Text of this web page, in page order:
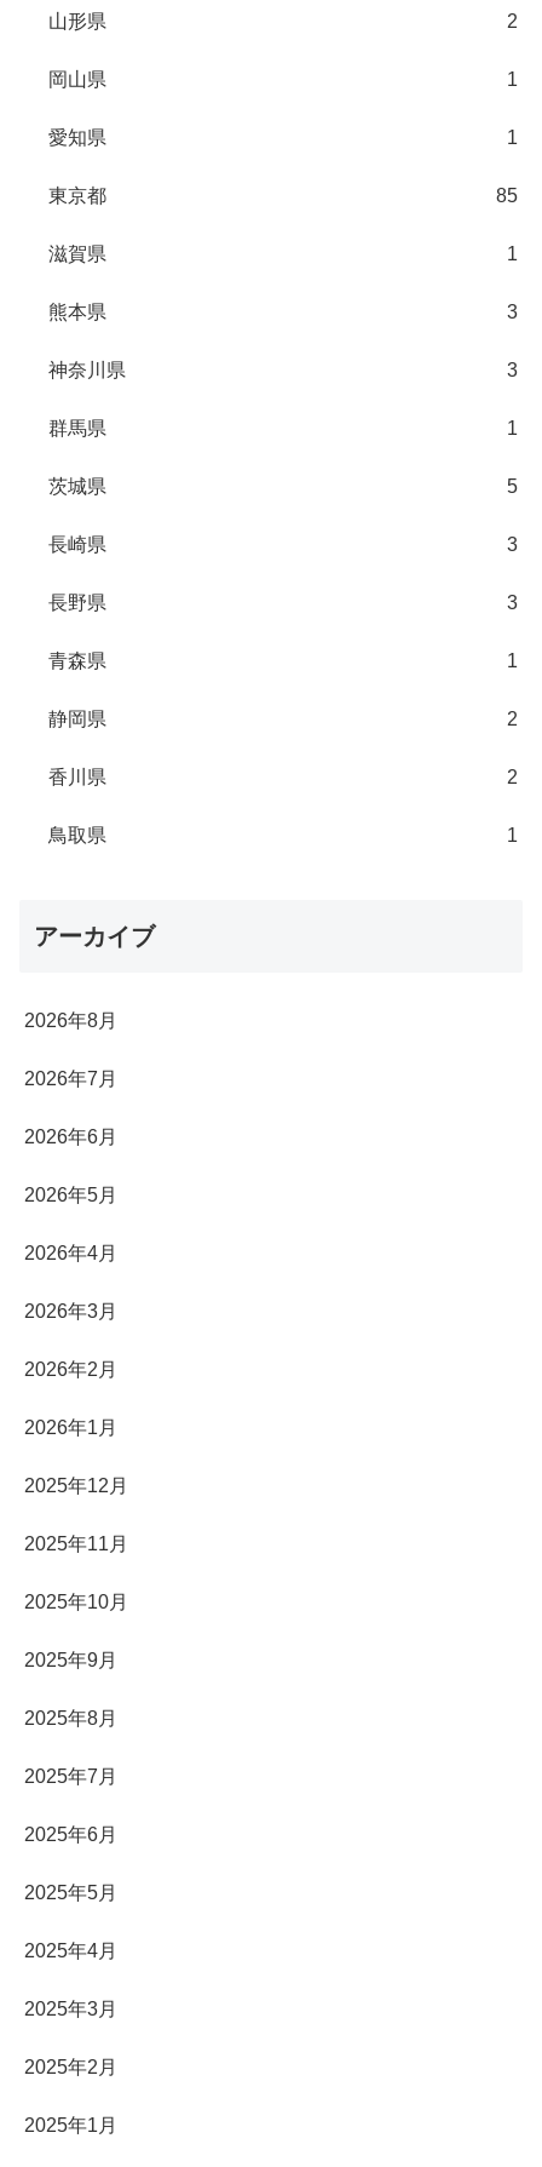
山形県 2
岡山県 1
愛知県 1
東京都 85
滋賀県 1
熊本県 3
神奈川県 3
群馬県 1
茨城県 5
長崎県 3
長野県 3
青森県 1
静岡県 2
香川県 2
鳥取県 1
アーカイブ
2026年8月
2026年7月
2026年6月
2026年5月
2026年4月
2026年3月
2026年2月
2026年1月
2025年12月
2025年11月
2025年10月
2025年9月
2025年8月
2025年7月
2025年6月
2025年5月
2025年4月
2025年3月
2025年2月
2025年1月